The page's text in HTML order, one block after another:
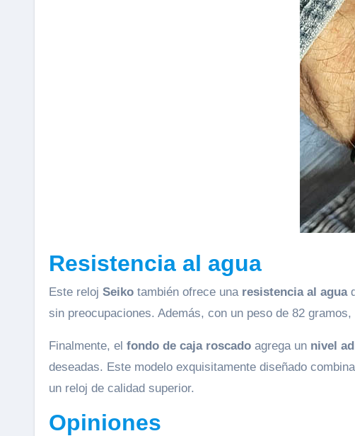
Resistencia al agua
Este reloj Seiko también ofrece una resistencia al agua
sin preocupaciones. Además, con un peso de 82
Finalmente, el fondo de caja roscado agrega un nivel
deseadas. Este modelo exquisitamente diseñado
un reloj de calidad superior.
Opiniones